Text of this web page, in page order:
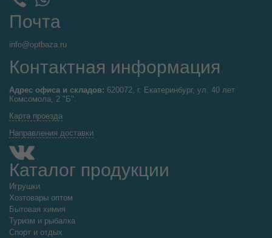
Почта
info@optbaza.ru
Контактная информация
Адрес офиса и складов: 620072, г. Екатеринбург, ул. 40 лет
Комсомола, 2 "Б".
Карта проезда
Направления доставки
Каталог продукции
Игрушки
Хозтовары оптом
Бытовая химия
Туризм и рыбалка
Спорт и отдых